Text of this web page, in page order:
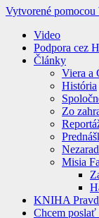
Vytvorené pomocou
Video
Podpora cez
Články
Viera a
História
Zo
Misia
KNIHA
Chcem